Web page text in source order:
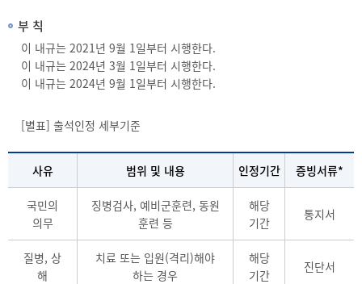
부 칙
이 내규는 2021년 9월 1일부터 시행한다.
이 내규는 2024년 3월 1일부터 시행한다.
이 내규는 2024년 9월 1일부터 시행한다.
[별표] 출석인정 세부기준
사유 범위 및 내용 인정기간 증빙서류*
국민의
의무
징병검사, 예비군훈련, 동원
훈련 등
해당
기간
통지서
질병, 상
해
치료 또는 입원(격리)해야
하는 경우
해당
기간
진단서